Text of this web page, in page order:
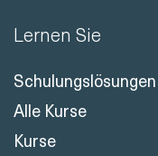
Lernen Sie
Schulungslösungen
Alle Kurse
Kurse